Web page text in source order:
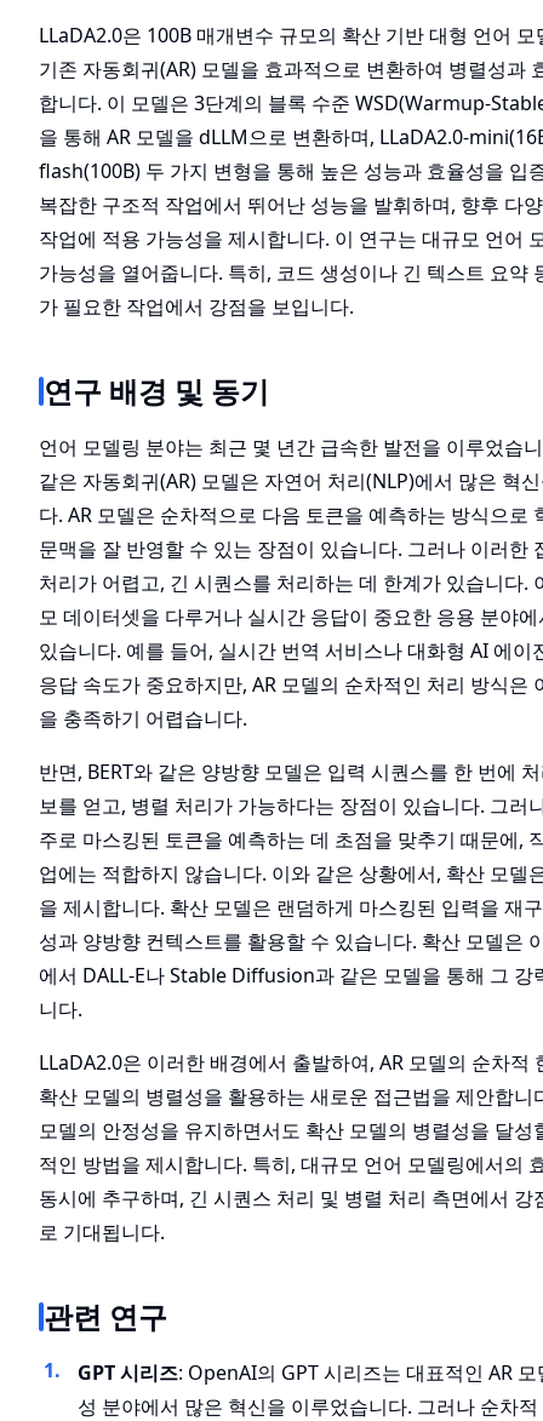
LLaDA2.0은 100B 매개변수 규모의 확산 기반 대형 언어
기존 자동회귀(AR) 모델을 효과적으로 변환하여 병렬성과
합니다. 이 모델은 3단계의 블록 수준 WSD(Warmup-
을 통해 AR 모델을 dLLM으로 변환하며, LLaDA2.0-
flash(100B) 두 가지 변형을 통해 높은 성능과 효율성을 입
복잡한 구조적 작업에서 뛰어난 성능을 발휘하며, 향후 다
작업에 적용 가능성을 제시합니다. 이 연구는 대규모 언어
가능성을 열어줍니다. 특히, 코드 생성이나 긴 텍스트 요약
가 필요한 작업에서 강점을 보입니다.
연구 배경 및 동기
언어 모델링 분야는 최근 몇 년간 급속한 발전을 이루었습
같은 자동회귀(AR) 모델은 자연어 처리(NLP)에서 많은 혁
다. AR 모델은 순차적으로 다음 토큰을 예측하는 방식으로
문맥을 잘 반영할 수 있는 장점이 있습니다. 그러나 이러한
처리가 어렵고, 긴 시퀀스를 처리하는 데 한계가 있습니다.
모 데이터셋을 다루거나 실시간 응답이 중요한 응용 분야
있습니다. 예를 들어, 실시간 번역 서비스나 대화형 AI 에이
응답 속도가 중요하지만, AR 모델의 순차적인 처리 방식은
을 충족하기 어렵습니다.
반면, BERT와 같은 양방향 모델은 입력 시퀀스를 한 번에
보를 얻고, 병렬 처리가 가능하다는 장점이 있습니다. 그러
주로 마스킹된 토큰을 예측하는 데 초점을 맞추기 때문에,
업에는 적합하지 않습니다. 이와 같은 상황에서, 확산 모델
을 제시합니다. 확산 모델은 랜덤하게 마스킹된 입력을 재
성과 양방향 컨텍스트를 활용할 수 있습니다. 확산 모델은
에서 DALL-E나 Stable Diffusion과 같은 모델을 통해 그 강
니다.
LLaDA2.0은 이러한 배경에서 출발하여, AR 모델의 순차적
확산 모델의 병렬성을 활용하는 새로운 접근법을 제안합니
모델의 안정성을 유지하면서도 확산 모델의 병렬성을 달성
적인 방법을 제시합니다. 특히, 대규모 언어 모델링에서의
동시에 추구하며, 긴 시퀀스 처리 및 병렬 처리 측면에서 강
로 기대됩니다.
관련 연구
GPT 시리즈: OpenAI의 GPT 시리즈는 대표적인 AR
성 분야에서 많은 혁신을 이루었습니다. 그러나 순차